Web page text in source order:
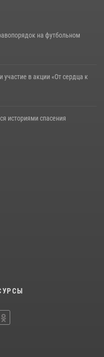
на футбольном
в акции «От сердца к
историями спасения